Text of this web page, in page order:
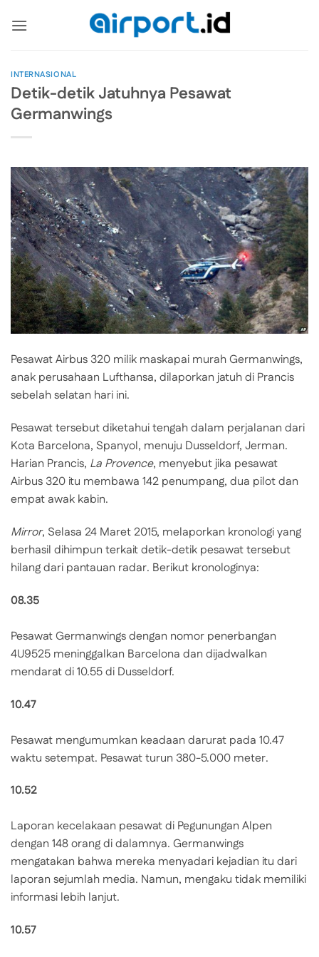
INTERNASIONAL
Detik-detik Jatuhnya Pesawat
Germanwings
Pesawat Airbus 320 milik maskapai murah Germanwings,
anak perusahaan Lufthansa, dilaporkan jatuh di Prancis
sebelah selatan hari ini.
Pesawat tersebut diketahui tengah dalam perjalanan dari
Kota Barcelona, Spanyol, menuju Dusseldorf, Jerman.
Harian Prancis, La Provence, menyebut jika pesawat
Airbus 320 itu membawa 142 penumpang, dua pilot dan
empat awak kabin.
Mirror, Selasa 24 Maret 2015, melaporkan kronologi yang
berhasil dihimpun terkait detik-detik pesawat tersebut
hilang dari pantauan radar. Berikut kronologinya:
08.35
Pesawat Germanwings dengan nomor penerbangan
4U9525 meninggalkan Barcelona dan dijadwalkan
mendarat di 10.55 di Dusseldorf.
10.47
Pesawat mengumumkan keadaan darurat pada 10.47
waktu setempat. Pesawat turun 380-5.000 meter.
10.52
Laporan kecelakaan pesawat di Pegunungan Alpen
dengan 148 orang di dalamnya. Germanwings
mengatakan bahwa mereka menyadari kejadian itu dari
laporan sejumlah media. Namun, mengaku tidak memiliki
informasi lebih lanjut.
10.57